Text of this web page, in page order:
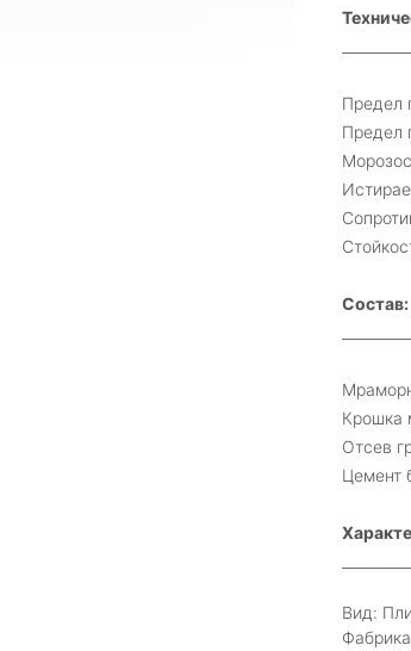
Предел
Предел
Состав:
Крошка
Отсев
Цемент
Вид: